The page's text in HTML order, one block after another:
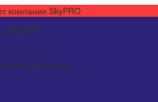
компании SkyPRO
пишите
Новгород